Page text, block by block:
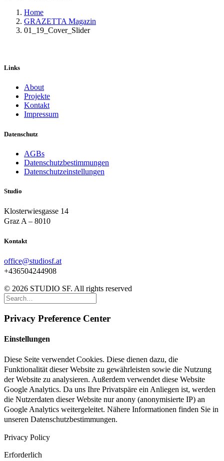
Home
GRAZETTA Magazin
01_19_Cover_Slider
Links
About
Projekte
Kontakt
Impressum
Datenschutz
AGBs
Datenschutzbestimmungen
Datenschutzeinstellungen
Studio
Klosterwiesgasse 14
Graz A – 8010
Kontakt
office@studiosf.at
+436504244908
© 2026 STUDIO SF. All rights reserved
Privacy Preference Center
Einstellungen
Diese Seite verwendet Cookies. Diese dienen dazu, die
Funktionalität dieser Website zu gewährleisten sowie die Nutzung
der Website zu analysieren. Außerdem verwendet diese Website
Google Analytics. Da uns Ihre Privatspäre ein Anliegen ist, werden
die Nutzerdaten dieser Website nur anony (anonymisierte IP) an
Google Analytics weitergeleitet. Nähere Informationen finden Sie in
unseren Datenschutzbestimmungen.
Privacy Policy
Erforderlich